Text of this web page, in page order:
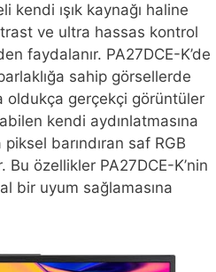
kendi ışık kaynağı haline
ve ultra hassas kontrol
faydalanır. PA27DCE-K’de
sahip görsellerde
oldukça gerçekçi görüntüler
kendi aydınlatmasına
barındıran saf RGB
özellikler PA27DCE-K’nin
bir uyum sağlamasına